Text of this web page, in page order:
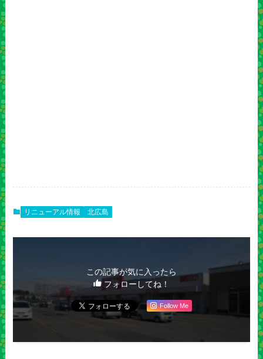
リニューアル情報 北広島
この記事が気に入ったら
フォローしてね！
Follow Me